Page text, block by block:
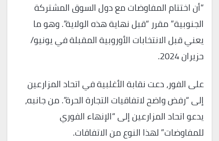
“أن اختتام المفاوضات مع دول السوق المشتركة
الجنوبية” مقرر “قبل نهاية هذه الولاية”. وهو ما
يعني قبل الانتخابات الأوروبية المقبلة في يونيو/
حزيران 2024.
على الفور، دعت نقابة الأغلبية في اتحاد المزارعين
إلى “رفض واضح لاتفاقيات التجارة الحرة”. من جانبه،
يدعو اتحاد المزارعين إلى “الإنهاء الفوري
للمفاوضات” لهذا النوع من الاتفاقات.